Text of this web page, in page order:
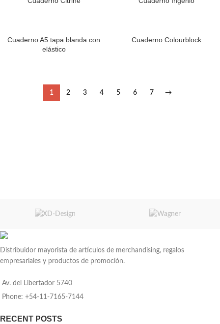
Cuaderno A5 tapa blanda con
elástico
Cuaderno Colourblock
1 2 3 4 5 6 7 →
Distribuidor mayorista de artículos de merchandising, regalos
empresariales y productos de promoción.
Av. del Libertador 5740
Phone: +54-11-7165-7144
RECENT POSTS